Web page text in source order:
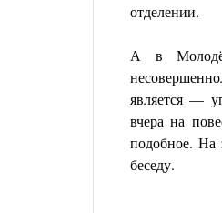
отделении.
А в
является —
вчера на
подобное. На
беседу.